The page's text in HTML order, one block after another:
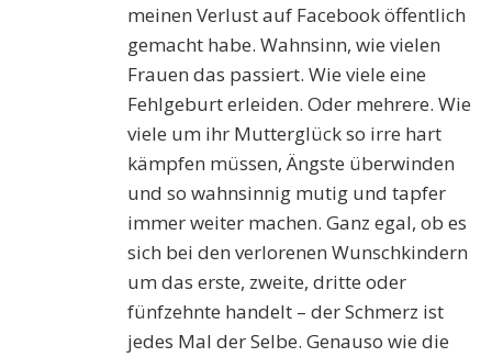
meinen Verlust auf Facebook öffentlich
gemacht habe. Wahnsinn, wie vielen
Frauen das passiert. Wie viele eine
Fehlgeburt erleiden. Oder mehrere. Wie
viele um ihr Mutterglück so irre hart
kämpfen müssen, Ängste überwinden
und so wahnsinnig mutig und tapfer
immer weiter machen. Ganz egal, ob es
sich bei den verlorenen Wunschkindern
um das erste, zweite, dritte oder
fünfzehnte handelt – der Schmerz ist
jedes Mal der Selbe. Genauso wie die